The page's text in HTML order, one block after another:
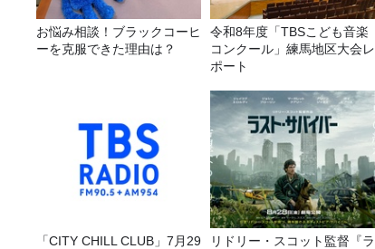
お悩み相談！ブラックコーヒ
ーを克服できた理由は？
令和8年度「TBSこども音楽
コンクール」練馬地区大会レ
ポート
「CITY CHILL CLUB」7月29
リドリー・スコット監督『ラ